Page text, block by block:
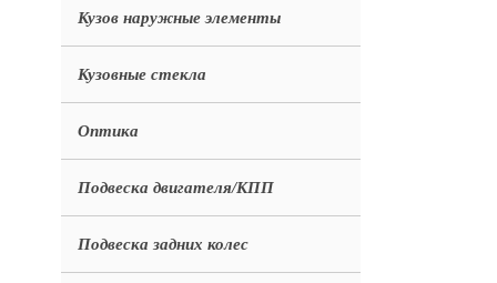
Кузов наружные элементы
Кузовные стекла
Оптика
Подвеска двигателя/КПП
Подвеска задних колес